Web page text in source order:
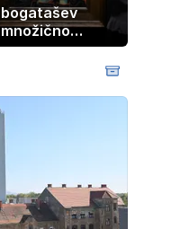
bogatašev
množično
prodajajo